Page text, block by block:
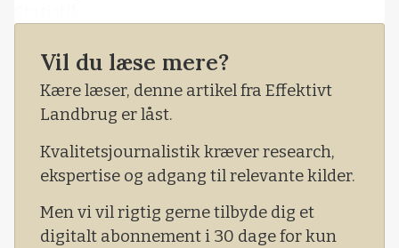
- Bruttoværditilvæksten belyser sektorens
værdiskabelse, når forbruget af varer og
tjenester er fratrukket produktionsværdien,
skriver Danmarks Statistik i analysen
Vil du læse mere?
Kære læser, denne artikel fra Effektivt
Landbrug er låst.
Kvalitetsjournalistik kræver research,
ekspertise og adgang til relevante kilder.
Men vi vil rigtig gerne tilbyde dig et
digitalt abonnement i 30 dage for kun